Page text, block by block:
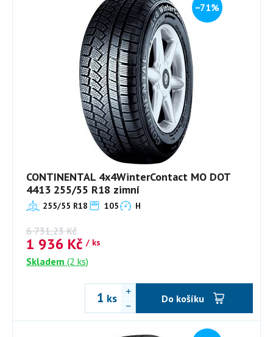
−71%
CONTINENTAL 4x4WinterContact MO DOT
4413 255/55 R18 zimní
255/55 R18 105 H
6 731,23 Kč
1 936 Kč / ks
Skladem (2 ks)
ks Do košíku